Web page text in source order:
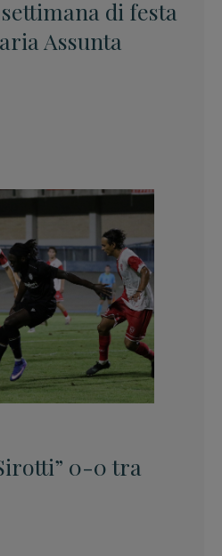
di festa
Assunta
0-0 tra